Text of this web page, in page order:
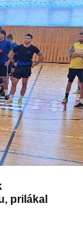
prilákal